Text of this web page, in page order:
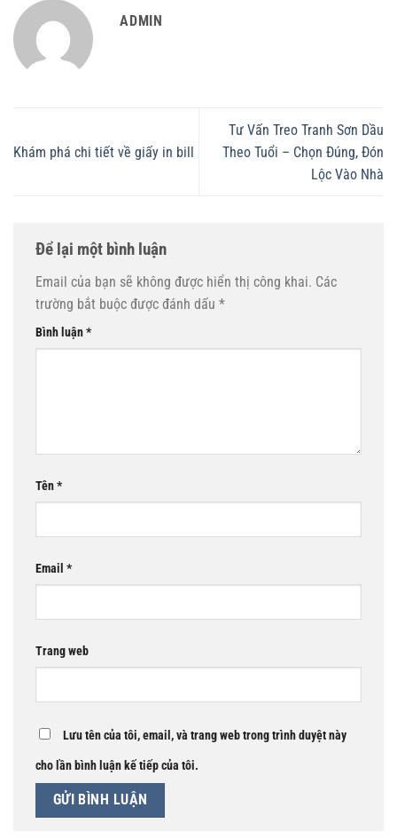
ADMIN
Khám phá chi tiết về giấy in bill
Tư Vấn Treo Tranh Sơn Dầu
Theo Tuổi – Chọn Đúng, Đón
Lộc Vào Nhà
Để lại một bình luận
Email của bạn sẽ không được hiển thị công khai. Các
trường bắt buộc được đánh dấu *
Bình luận*
Tên*
Email *
Trang web
Lưu tên của tôi, email, và trang web trong trình duyệt này
cho lần bình luận kế tiếp của tôi.